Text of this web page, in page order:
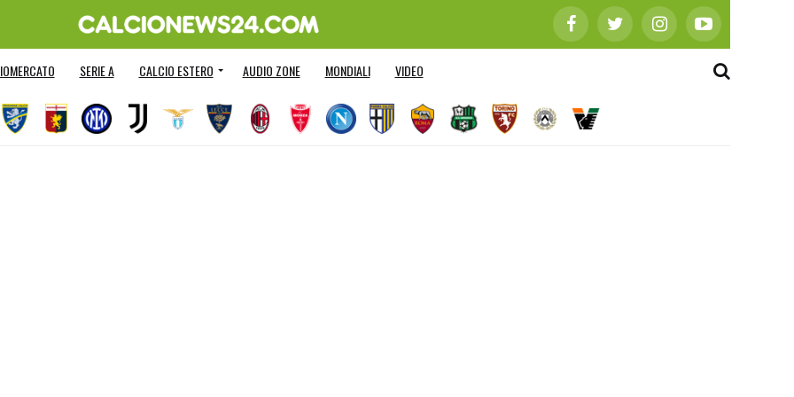
SERIE A CALCIO ESTERO AUDIO ZONE MONDIALI VIDEO